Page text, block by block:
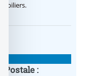
Postale :